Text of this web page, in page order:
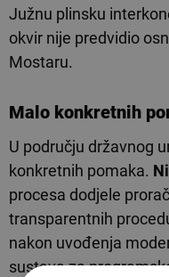
Južnu plinsku
okvir nije predvidio
Mostaru.
Malo konkretnih
U području državnog
konkretnih pomaka.
procesa dodjele
transparentnih
nakon uvođenja
sustava za